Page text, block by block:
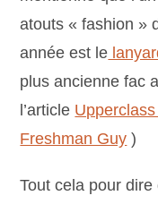
atouts « fashion »
année est le
plus ancienne fac
l’article
Freshman Guy )
Tout cela pour